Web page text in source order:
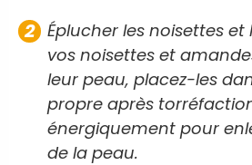
Éplucher les noisettes et
vos noisettes et
leur peau, placez-les
propre après
énergiquement pour
de la peau.